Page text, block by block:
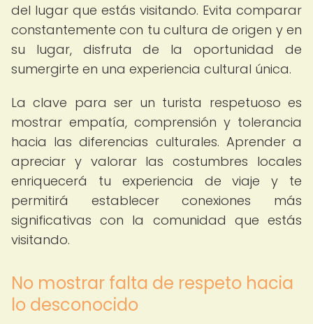
del lugar que estás visitando. Evita comparar
constantemente con tu cultura de origen y en
su lugar, disfruta de la oportunidad de
sumergirte en una experiencia cultural única.
La clave para ser un turista respetuoso es
mostrar empatía, comprensión y tolerancia
hacia las diferencias culturales. Aprender a
apreciar y valorar las costumbres locales
enriquecerá tu experiencia de viaje y te
permitirá establecer conexiones más
significativas con la comunidad que estás
visitando.
No mostrar falta de respeto hacia
lo desconocido